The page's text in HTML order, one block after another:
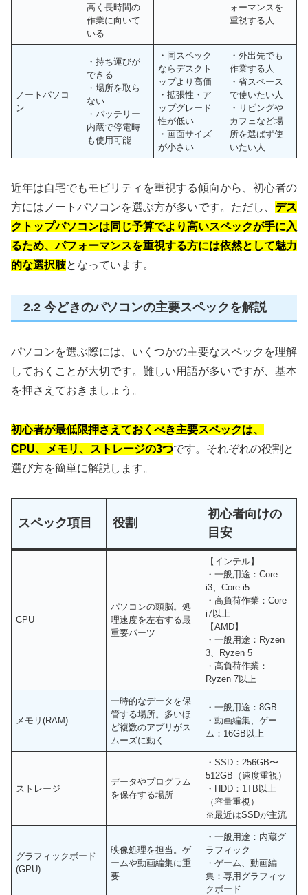
高く長時間の
作業に向いて
いる
ォーマンスを
重視する人
ノートパソコ
ン
・持ち運びが
できる
・場所を取ら
ない
・バッテリー
内蔵で停電時
も使用可能
・同スペック
ならデスクト
ップより高価
・拡張性・ア
ップグレード
性が低い
・画面サイズ
が小さい
・外出先でも
作業する人
・省スペース
で使いたい人
・リビングや
カフェなど場
所を選ばず使
いたい人
近年は自宅でもモビリティを重視する傾向から、初心者の
方にはノートパソコンを選ぶ方が多いです。ただし、 デス
クトップパソコンは同じ予算でより高いスペックが手に入
るため、パフォーマンスを重視する方には依然として魅力
的な選択肢となっています。
2.2 今どきのパソコンの主要スペックを解説
パソコンを選ぶ際には、いくつかの主要なスペックを理解
しておくことが大切です。難しい用語が多いですが、基本
を押さえておきましょう。
初心者が最低限押さえておくべき主要スペックは、
CPU、メモリ、ストレージの3つです。それぞれの役割と
選び方を簡単に解説します。
スペック項目 役割
初心者向けの
目安
CPU
パソコンの頭脳。処
理速度を左右する最
重要パーツ
【インテル】
・一般用途：Core
i3、Core i5
・高負荷作業：Core
i7以上
【AMD】
・一般用途：Ryzen
3、Ryzen 5
・高負荷作業：
Ryzen 7以上
メモリ(RAM)
一時的なデータを保
管する場所。多いほ
ど複数のアプリがス
ムーズに動く
・一般用途：8GB
・動画編集、ゲー
ム：16GB以上
ストレージ
データやプログラム
を保存する場所
・SSD：256GB〜
512GB（速度重視）
・HDD：1TB以上
（容量重視）
※最近はSSDが主流
グラフィックボード
(GPU)
映像処理を担当。ゲ
ームや動画編集に重
要
・一般用途：内蔵グ
ラフィック
・ゲーム、動画編
集：専用グラフィッ
クボード